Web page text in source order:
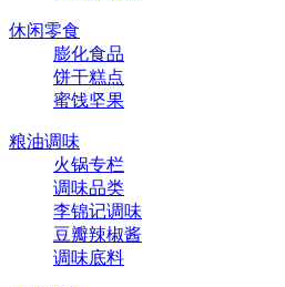
休闲零食
膨化食品
饼干糕点
蜜饯坚果
粮油调味
火锅专栏
调味品类
李锦记调味
豆瓣辣椒酱
调味底料